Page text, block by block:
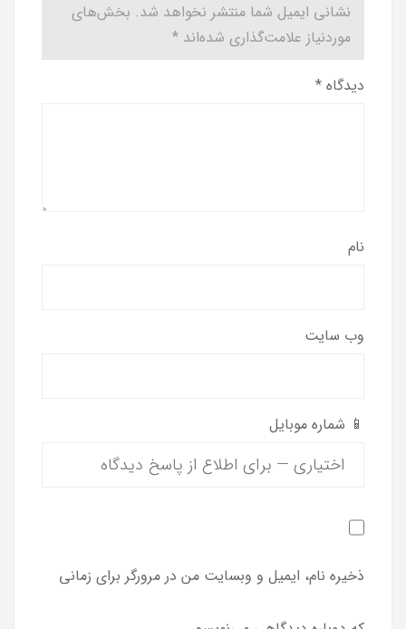
نشانی ایمیل شما منتشر نخواهد شد. بخش‌های
موردنیاز علامت‌گذاری شده‌اند *
دیدگاه *
نام
وب‌ سایت
📱 شماره موبایل
ذخیره نام، ایمیل و وبسایت من در مرورگر برای زمانی